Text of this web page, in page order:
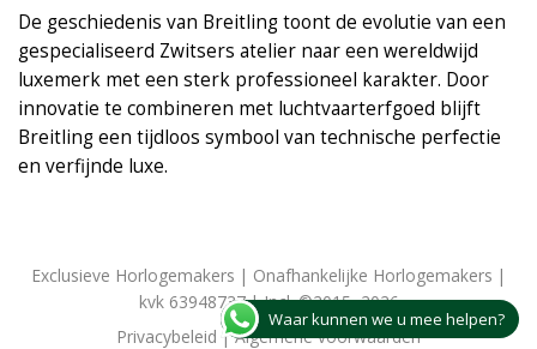
De geschiedenis van Breitling toont de evolutie van een
gespecialiseerd Zwitsers atelier naar een wereldwijd
luxemerk met een sterk professioneel karakter. Door
innovatie te combineren met luchtvaarterfgoed blijft
Breitling een tijdloos symbool van technische perfectie
en verfijnde luxe.
Exclusieve Horlogemakers | Onafhankelijke Horlogemakers |
kvk 63948737 | Incl. ©2015–2026
Privacybeleid |Algemene voorwaarden
Waar kunnen we u mee helpen?